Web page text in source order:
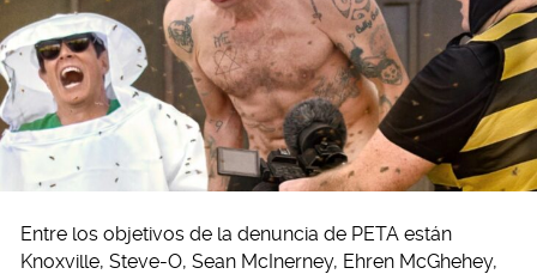
Entre los objetivos de la denuncia de PETA están
Knoxville, Steve-O, Sean McInerney, Ehren McGhehey,